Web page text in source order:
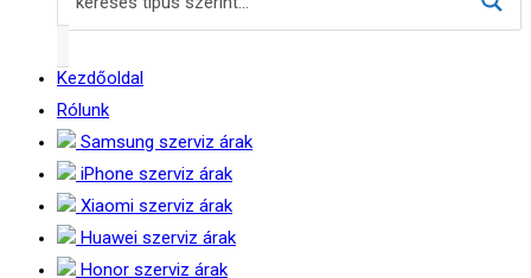
Kezdőoldal
Rólunk
Samsung szerviz árak
iPhone szerviz árak
Xiaomi szerviz árak
Huawei szerviz árak
Honor szerviz árak